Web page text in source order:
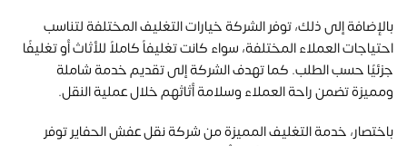
بالإضافة إلى ذلك، توفر الشركة خيارات التغليف المختلفة لتناسب
احتياجات العملاء المختلفة، سواء كانت تغليفاً كاملاً للأثاث أو تغليفًا
جزئيًا حسب الطلب. كما تهدف الشركة إلى تقديم خدمة شاملة
ومميزة تضمن راحة العملاء وسلامة أثاثهم خلال عملية النقل.
باختصار، خدمة التغليف المميزة من شركة نقل عفش الحفاير توفر